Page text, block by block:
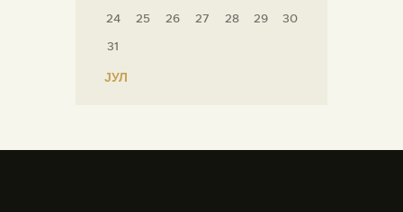
24
25 26 27 28 29
30
31
« ЈУЛ